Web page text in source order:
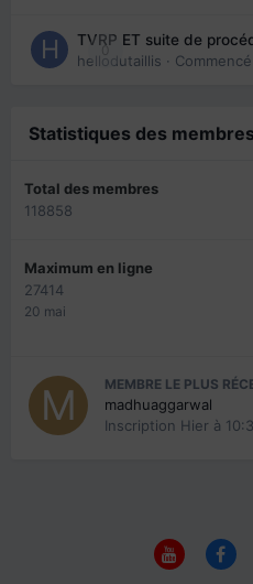
0
TVRP ET suite de
hellodutaillis · Commencé
Statistiques des membres
Total des membres
118858
Maximum en ligne
27414
20 mai
MEMBRE LE PLUS
madhuaggarwal
Inscription Hier à